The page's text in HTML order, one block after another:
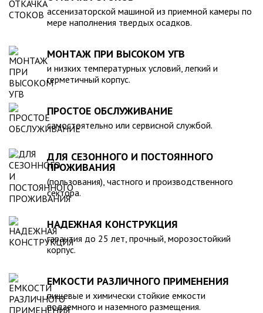
компанией, произведена в полном соответствии с
действующими стандартами и полностью безопасна в
экологическом отношении.
ассенизаторской машиной из приемной камеры по
мере наполнения твердых осадков.
МОНТАЖ ПРИ ВЫСОКОМ УГВ
и низких температурных условий, легкий и
герметичный корпус.
ПРОСТОЕ ОБСЛУЖИВАНИЕ
самостоятельно или сервисной службой.
ДЛЯ СЕЗОННОГО И ПОСТОЯННОГО
ПРОЖИВАНИЯ
(пользования), частного и производственного
сектора.
НАДЕЖНАЯ КОНСТРУКЦИЯ
гарантия до 25 лет, прочный, морозостойкий
корпус.
ЕМКОСТИ РАЗЛИЧНОГО ПРИМЕНЕНИЯ
пищевые и химически стойкие емкости
подземного и наземного размещения.